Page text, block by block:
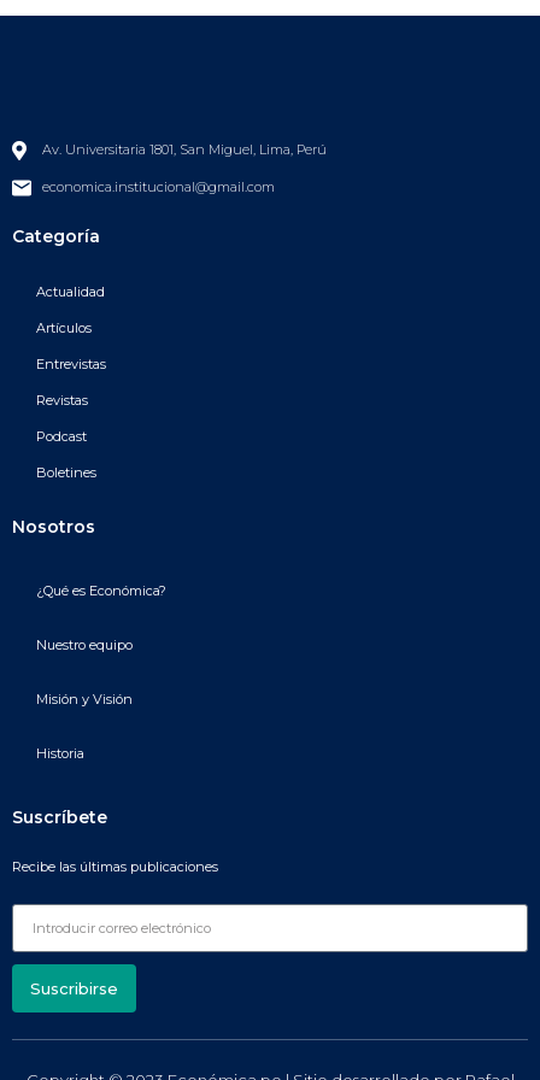
Av. Universitaria 1801, San Miguel, Lima, Perú
economica.institucional@gmail.com
Categoría
Actualidad
Artículos
Entrevistas
Revistas
Podcast
Boletines
Nosotros
¿Qué es Económica?
Nuestro equipo
Misión y Visión
Historia
Suscríbete
Recibe las últimas publicaciones
Suscribirse